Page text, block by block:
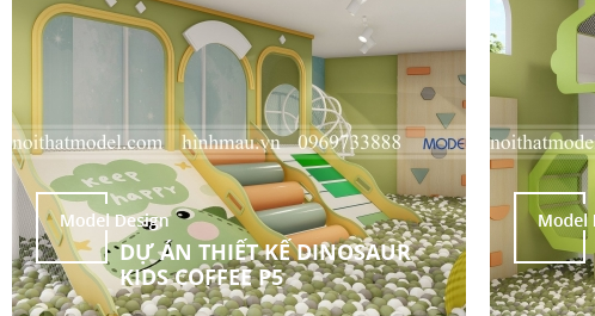
DỰ ÁN THIẾT KẾ DINOSAUR
KIDS COFFEE P5